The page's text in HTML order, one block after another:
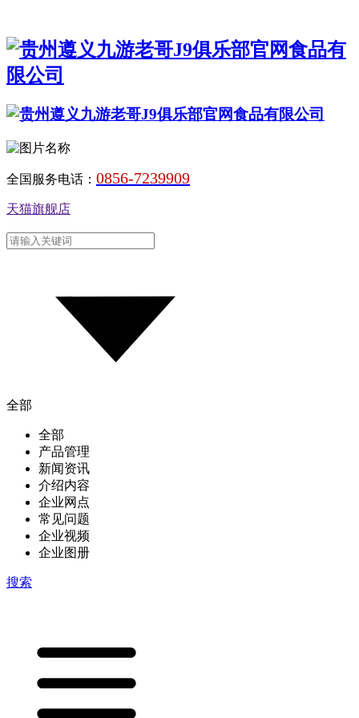
全国服务电话： 0856-7239909
天猫旗舰店
全部
全部
产品管理
新闻资讯
介绍内容
企业网点
常见问题
企业视频
企业图册
搜索